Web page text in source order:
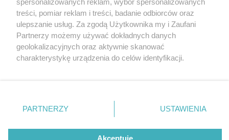
Śniadania wielkanocne w
powiecie tarnogórskim
Nie zapomnij
zapoznać się z:
polityką prywatności regulamin korzystania z portali
Twojemiasto
Piekary Śląskie
Chorzów
Tarnowskie Góry
Gliwice
Skontakuj sięz nami
Kontakt
Wydawca
Redakcja
spersonalizowanych reklam, wybór spersonalizowanych
treści, pomiar reklam i treści, badanie odbiorców oraz
ulepszanie usług. Za zgodą Użytkownika my i Zaufani
Partnerzy możemy używać dokładnych danych
geolokalizacyjnych oraz aktywnie skanować
charakterystykę urządzenia do celów identyfikacji.
zmienić/wycofać klikając przycisk ustawień prywatności
znajdujący się w lewym dolnym rogu strony
rodzaje przetwarzania danych nie wymagają zgody
użytkownika, ale masz prawo sprzeciwić się takiemu
PARTNERZY USTAWIENIA
Akceptuję